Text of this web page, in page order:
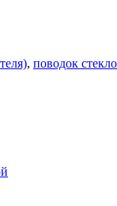
, поводок